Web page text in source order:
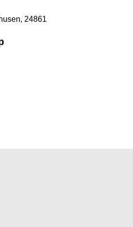
24861